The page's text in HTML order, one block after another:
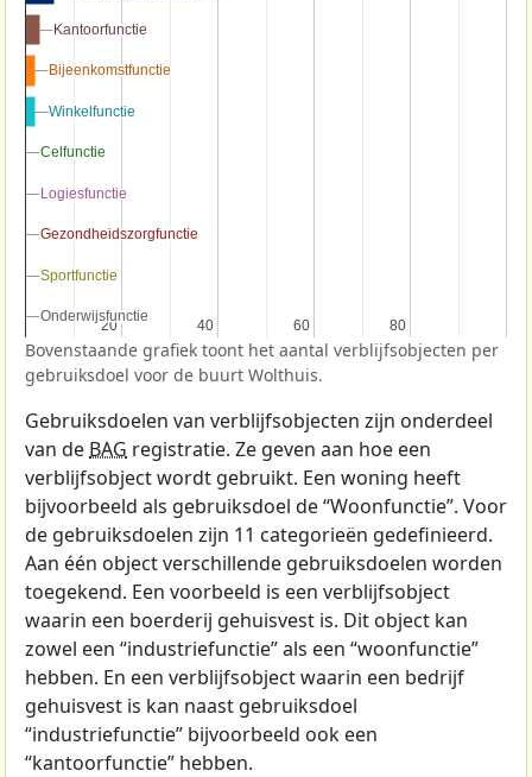
20
20 40
40 60
60 80
80
Kantoorfunctie
Kantoorfunctie
Bijeenkomstfunctie
Bijeenkomstfunctie
Winkelfunctie
Winkelfunctie
Celfunctie
Celfunctie
Logiesfunctie
Logiesfunctie
Gezondheidszorgfunctie
Gezondheidszorgfunctie
Sportfunctie
Sportfunctie
Onderwijsfunctie
Onderwijsfunctie
Bovenstaande grafiek toont het aantal verblijfsobjecten per
gebruiksdoel voor de buurt Wolthuis.
Gebruiksdoelen van verblijfsobjecten zijn onderdeel
van de BAG registratie. Ze geven aan hoe een
verblijfsobject wordt gebruikt. Een woning heeft
bijvoorbeeld als gebruiksdoel de “Woonfunctie”. Voor
de gebruiksdoelen zijn 11 categorieën gedefinieerd.
Aan één object verschillende gebruiksdoelen worden
toegekend. Een voorbeeld is een verblijfsobject
waarin een boerderij gehuisvest is. Dit object kan
zowel een “industriefunctie” als een “woonfunctie”
hebben. En een verblijfsobject waarin een bedrijf
gehuisvest is kan naast gebruiksdoel
“industriefunctie” bijvoorbeeld ook een
“kantoorfunctie” hebben.